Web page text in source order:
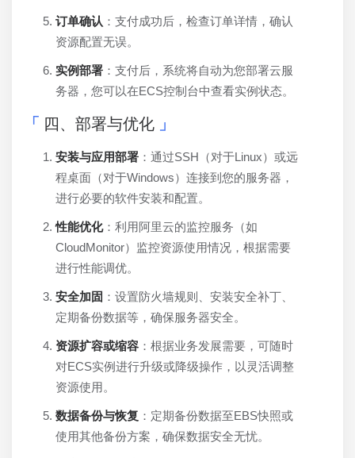
订单确认 ：支付成功后，检查订单详情，确认
资源配置无误。
实例部署 ：支付后，系统将自动为您部署云服
务器，您可以在ECS控制台中查看实例状态。
四、部署与优化
安装与应用部署 ：通过SSH（对于Linux）或远
程桌面（对于Windows）连接到您的服务器，
进行必要的软件安装和配置。
性能优化：利用阿里云的监控服务（如
CloudMonitor）监控资源使用情况，根据需要
进行性能调优。
安全加固 ：设置防火墙规则、安装安全补丁、
定期备份数据等，确保服务器安全。
资源扩容或缩容 ：根据业务发展需要，可随时
对ECS实例进行升级或降级操作，以灵活调整
资源使用。
数据备份与恢复 ：定期备份数据至EBS快照或
使用其他备份方案，确保数据安全无忧。